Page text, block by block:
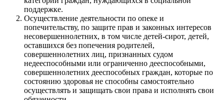
поддержке.
Осуществление деятельности по опеке и
попечительству, по защите прав и законных интересов
несовершеннолетних, в том числе детей-сирот, детей,
оставшихся без попечения родителей,
совершеннолетних лиц, признанных судом
недееспособными или ограниченно дееспособными,
совершеннолетних дееспособных граждан, которые по
состоянию здоровья не способны самостоятельно
осуществлять и защищать свои права и исполнять свои